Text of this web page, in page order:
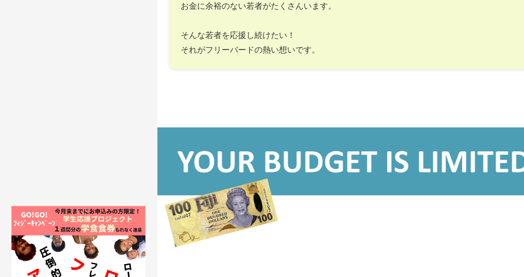
お金に余裕のない若者がたくさんいます。
そんな若者を応援し続けたい！
それがフリーバードの熱い想いです。